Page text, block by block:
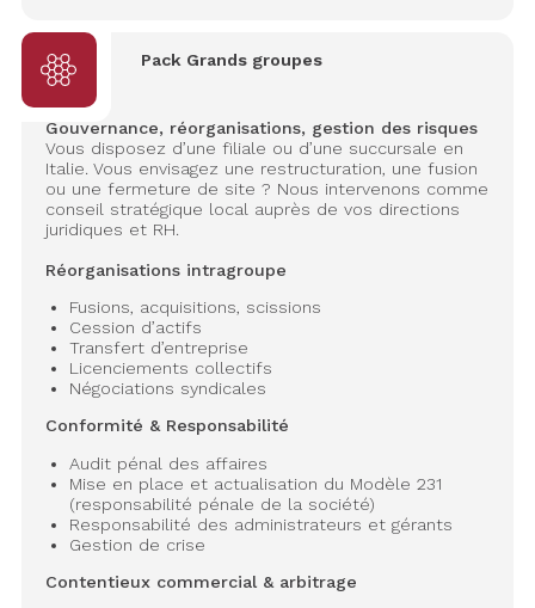
Pack Grands groupes
Gouvernance, réorganisations, gestion des risques
Vous disposez d’une filiale ou d’une succursale en
Italie. Vous envisagez une restructuration, une fusion
ou une fermeture de site ? Nous intervenons comme
conseil stratégique local auprès de vos directions
juridiques et RH.
Réorganisations intragroupe
Fusions, acquisitions, scissions
Cession d’actifs
Transfert d’entreprise
Licenciements collectifs
Négociations syndicales
Conformité & Responsabilité
Audit pénal des affaires
Mise en place et actualisation du Modèle 231
(responsabilité pénale de la société)
Responsabilité des administrateurs et gérants
Gestion de crise
Contentieux commercial & arbitrage